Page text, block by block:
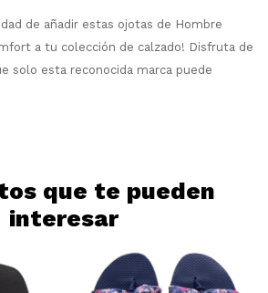
de añadir estas ojotas de Hombre
a tu colección de calzado! Disfruta de
solo esta reconocida marca puede
que te pueden
interesar